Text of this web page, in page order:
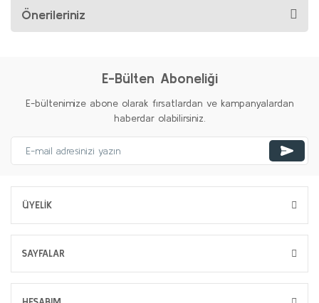
Önerileriniz
E-Bülten Aboneliği
E-bültenimize abone olarak fırsatlardan ve kampanyalardan
haberdar olabilirsiniz.
ÜYELİK
SAYFALAR